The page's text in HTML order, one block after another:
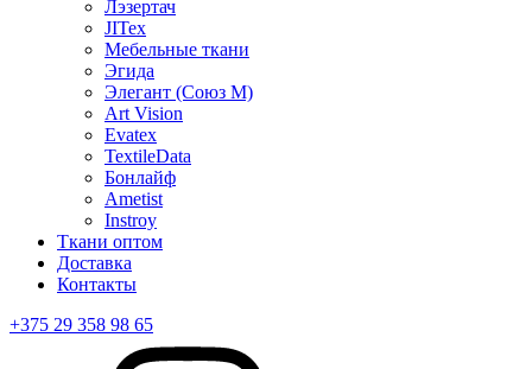
Лэзертач
JITex
Мебельные ткани
Эгида
Элегант (Союз М)
Art Vision
Evatex
TextileData
Бонлайф
Ametist
Instroy
Ткани оптом
Доставка
Контакты
+375 29 358 98 65